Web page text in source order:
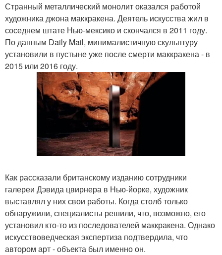
Странный металлический монолит оказался работой
художника джона маккракена. Деятель искусства жил в
соседнем штате Нью-мексико и скончался в 2011 году.
По данным Daily Mail, минималистичную скульптуру
установили в пустыне уже после смерти маккракена - в
2015 или 2016 году.
Как рассказали британскому изданию сотрудники
галереи Дэвида цвирнера в Нью-йорке, художник
выставлял у них свои работы. Когда столб только
обнаружили, специалисты решили, что, возможно, его
установил кто-то из последователей маккракена. Однако
искусствоведческая экспертиза подтвердила, что
автором арт - объекта был именно он.